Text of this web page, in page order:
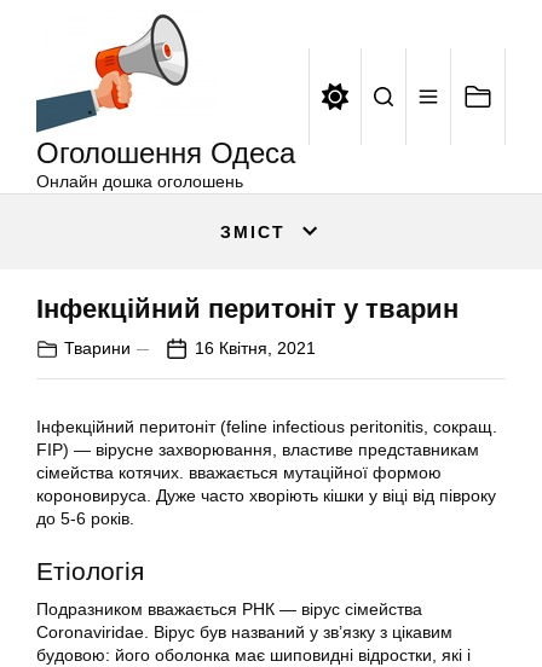
Оголошення Одеса
Онлайн дошка оголошень
ЗМІСТ
Інфекційний перитоніт у тварин
Тварини 16 Квітня, 2021
Інфекційний перитоніт (feline infectious peritonitis, сокращ.
FIP) — вірусне захворювання, властиве представникам
сімейства котячих. вважається мутаційної формою
короновируса. Дуже часто хворіють кішки у віці від півроку
до 5-6 років.
Етіологія
Подразником вважається РНК — вірус сімейства
Coronaviridae. Вірус був названий у зв’язку з цікавим
будовою: його оболонка має шиповидні відростки, які і